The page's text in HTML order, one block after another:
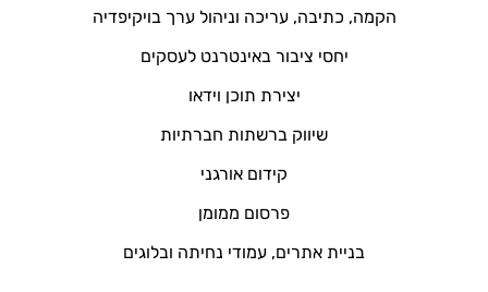
הקמה, כתיבה, עריכה וניהול ערך בויקיפדיה
יחסי ציבור באינטרנט לעסקים
יצירת תוכן וידאו
שיווק ברשתות חברתיות
קידום אורגני
פרסום ממומן
בניית אתרים, עמודי נחיתה ובלוגים